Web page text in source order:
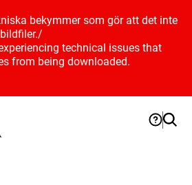
bekymmer som gör att det inte
/
technical issues that
from being downloaded.